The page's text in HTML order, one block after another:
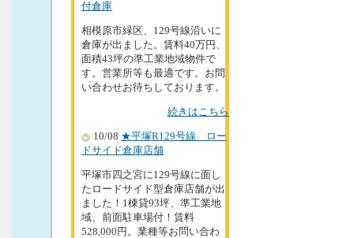
付倉庫
相模原市緑区、129号線沿いに
倉庫が出ました。賃料40万円、
面積43坪の準工業地域物件で
す。営業所等も最適です。お問
い合わせお待ちしております。
続きはこちら
10/08 ★平塚R129号線 ロー
ドサイド倉庫店舗
平塚市四之宮に129号線に面し
たロードサイド型倉庫店舗が出
ました！1棟貸93坪、準工業地
域、前面駐車場付！賃料
528,000円。業種等お問い合わ